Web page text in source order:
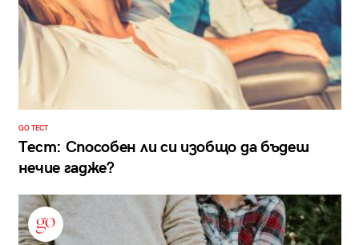
GO ТЕСТ
Тест: Способен ли си изобщо да бъдеш
нечие гадже?